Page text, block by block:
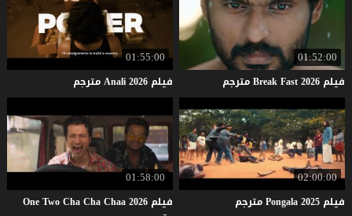
01:52:00
فيلم BreakFast2026 مترجم
01:55:00
فيلم Anali2026 مترجم
02:00:00
فيلم Pongala2025 مترجم
01:58:00
فيلم One Two Cha Cha Chaa 2026